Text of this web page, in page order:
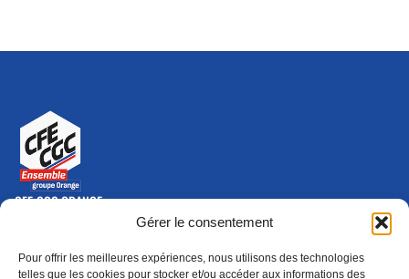
Gérer le consentement
Pour offrir les meilleures expériences, nous utilisons des technologies
telles que les cookies pour stocker et/ou accéder aux informations des
CFE-CGC ORANGE
10-12 rue Saint Amand, 75015 Paris Cedex 15
Nous contacter
01 46 79 28 74